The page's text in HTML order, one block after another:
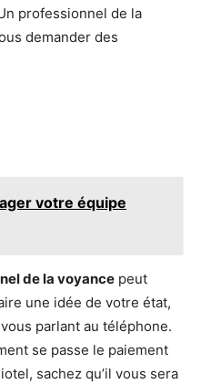
professionnel de la
demander des
votre équipe
de la voyance peut
une idée de votre état,
parlant au téléphone.
se passe le paiement
sachez qu’il vous sera